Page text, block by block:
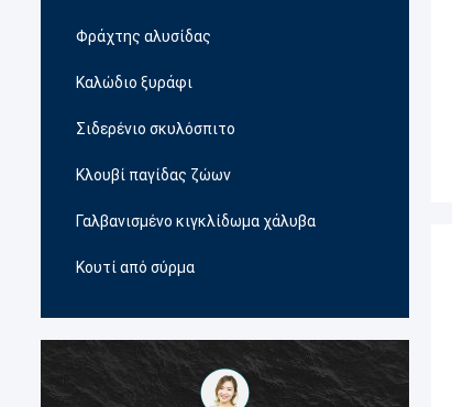
Φράχτης αλυσίδας
Καλώδιο ξυράφι
Σιδερένιο σκυλόσπιτο
Κλουβί παγίδας ζώων
Γαλβανισμένο κιγκλίδωμα χάλυβα
Κουτί από σύρμα